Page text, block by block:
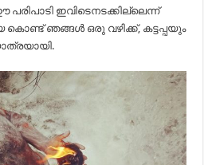
ഇവിടെനടക്കില്ലെന്ന്
ഞങ്ങൾ ഒരു വഴിക്ക്, കട്ടപ്പയും